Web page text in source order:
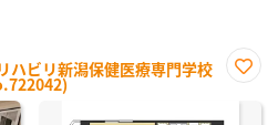
ハビリ新潟保健医療専門学校
に入